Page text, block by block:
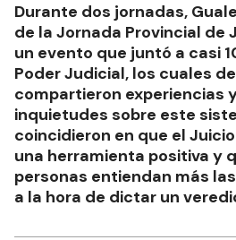
Durante dos jornadas,
de la Jornada Provincial de
un evento que juntó a casi
Poder Judicial, los cuales
compartieron experiencias
inquietudes sobre este
coincidieron en que el
una herramienta positiva y
personas entiendan más
a la hora de dictar un